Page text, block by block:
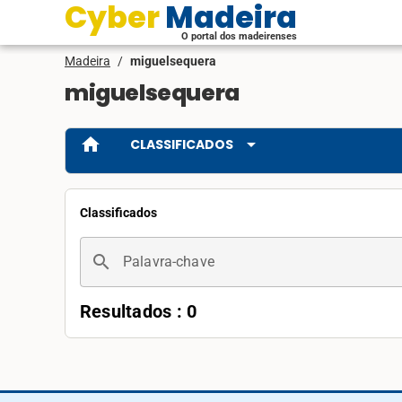
Cyber Madeira
O portal dos madeirenses
Madeira / miguelsequera
miguelsequera
home CLASSIFICADOS arrow_drop_down
Classificados
search Palavra-chave
Resultados : 0